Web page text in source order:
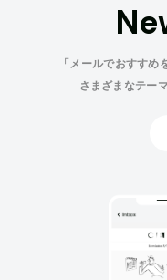
「メールでおすすめ
さまざまなテー